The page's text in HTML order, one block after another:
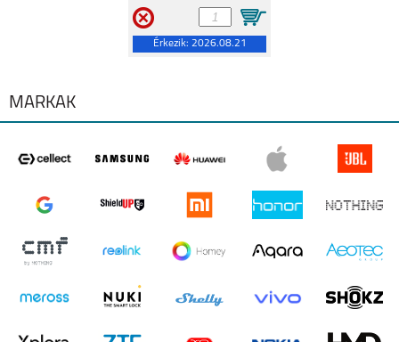
MOTO E20 MOTO G31
Érkezik: 2026.08.21
MÁRKÁK